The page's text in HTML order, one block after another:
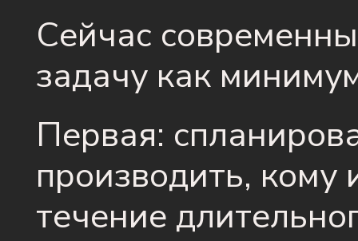
Сейчас
задачу как
Первая:
производить, кому
течение